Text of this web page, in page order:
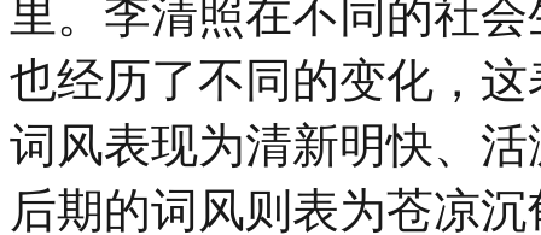
里。李清照在不同的社
也经历了不同的变化，
词风表现为清新明快、
后期的词风则表为苍凉